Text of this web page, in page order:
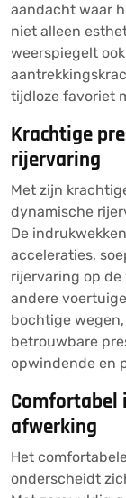
aandacht waar
niet alleen
weerspiegelt
tijdloze favoriet
Krachtige
rijervaring
Met zijn
dynamische
De
acceleraties,
rijervaring op
andere
bochtige
betrouwbare
opwindende en
Comfortabel
afwerking
Het
onderscheidt